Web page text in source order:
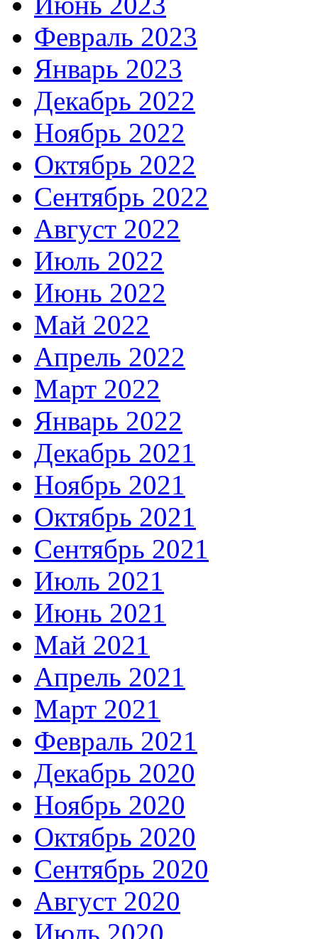
Февраль 2023
Январь 2023
Декабрь 2022
Ноябрь 2022
Октябрь 2022
Сентябрь 2022
Август 2022
Июль 2022
Июнь 2022
Май 2022
Апрель 2022
Март 2022
Январь 2022
Декабрь 2021
Ноябрь 2021
Октябрь 2021
Сентябрь 2021
Июль 2021
Июнь 2021
Май 2021
Апрель 2021
Март 2021
Февраль 2021
Декабрь 2020
Ноябрь 2020
Октябрь 2020
Сентябрь 2020
Август 2020
Июль 2020